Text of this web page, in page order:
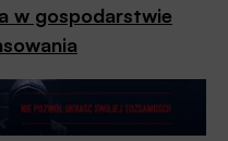
w gospodarstwie